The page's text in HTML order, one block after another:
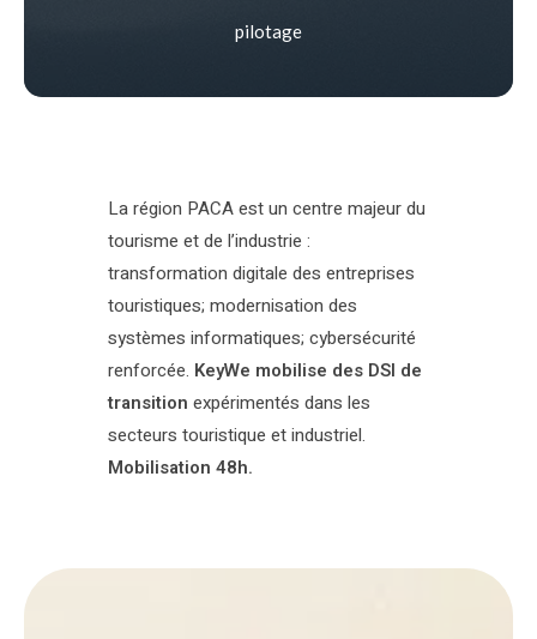
pilotage
La région PACA est un centre majeur du
tourisme et de l’industrie :
transformation digitale des entreprises
touristiques; modernisation des
systèmes informatiques; cybersécurité
renforcée. KeyWe mobilise des DSI de
transition expérimentés dans les
secteurs touristique et industriel.
Mobilisation 48h.